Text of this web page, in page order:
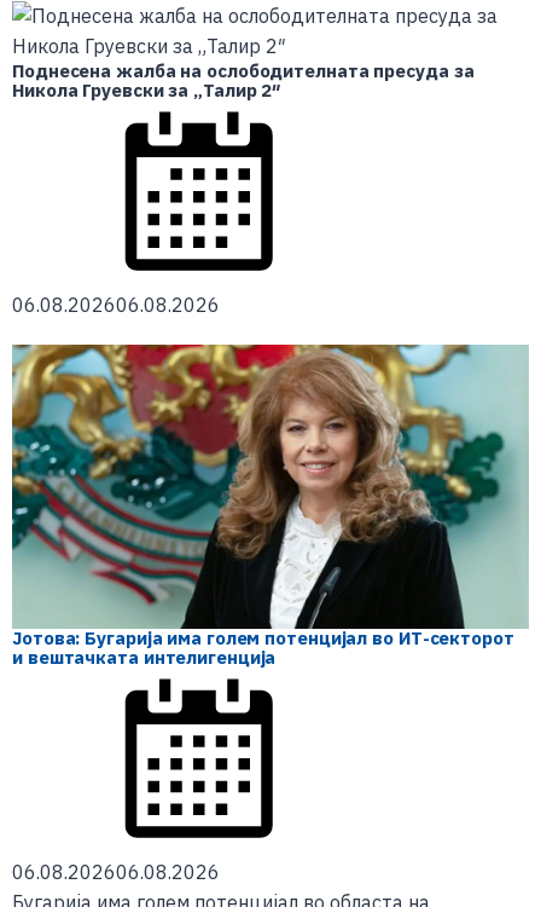
Поднесена жалба на ослободителната пресуда за
Никола Груевски за „Талир 2″
06.08.202606.08.2026
Јотова: Бугарија има голем потенцијал во ИТ-секторот
и вештачката интелигенција
06.08.202606.08.2026